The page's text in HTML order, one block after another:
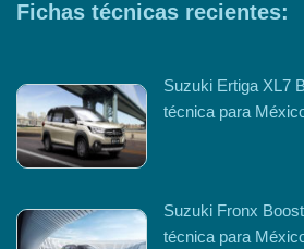
Fichas técnicas recientes:
Suzuki Ertiga XL7
técnica para
Suzuki Fronx
técnica para